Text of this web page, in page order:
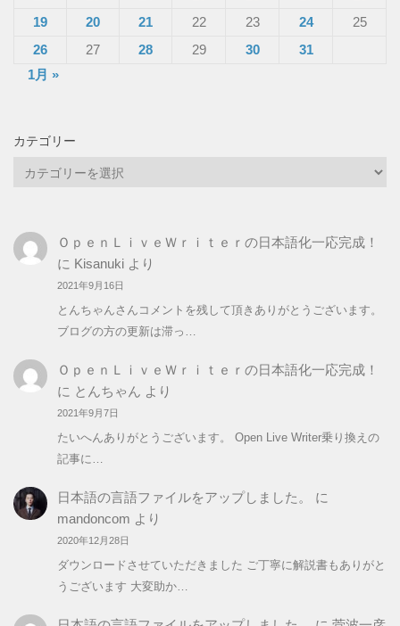
19
20 21 22 23 24
25
26
27 28 29 30
31
1月 »
カテゴリー
リ
ー
ＯｐｅｎＬｉｖｅＷｒｉｔｅｒの日本語化一応完成！
に Kisanukiより
2021年9月16日
とんちゃんさんコメントを残して頂きありがとうございます。
ブログの方の更新は滞っ…
ＯｐｅｎＬｉｖｅＷｒｉｔｅｒの日本語化一応完成！
に とんちゃん より
2021年9月7日
たいへんありがとうございます。 Open Live Writer乗り換えの
記事に…
日本語の言語ファイルをアップしました。
に
mandoncom より
2020年12月28日
ダウンロードさせていただきました ご丁寧に解説書もありがと
うございます 大変助か…